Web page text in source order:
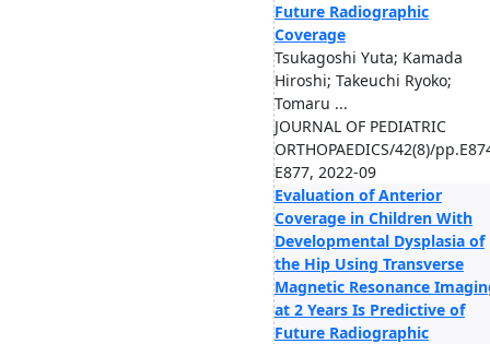
Future Radiographic
Coverage
Tsukagoshi Yuta; Kamada
Hiroshi; Takeuchi Ryoko;
Tomaru ...
JOURNAL OF PEDIATRIC
ORTHOPAEDICS/42(8)/
E877, 2022-09
Evaluation of Anterior
Coverage in Children With
Developmental Dysplasia of
the Hip Using Transverse
Magnetic Resonance
at 2 Years Is Predictive of
Future Radiographic